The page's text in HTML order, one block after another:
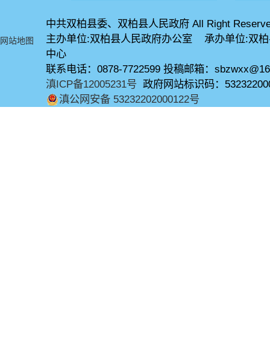
网站地图
中共双柏县委、双柏县人民政府 All Right
主办单位:双柏县人民政府办公室 承办单位:双
中心
联系电话：0878-7722599 投稿邮箱：
滇ICP备12005231号 政府网站标识码：
滇公网安备 53232202000122号